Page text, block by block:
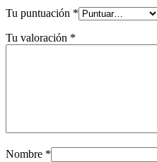
Tu puntuación *
Tu valoración *
Nombre *